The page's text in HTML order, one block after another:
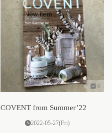
0
COVENT from Summer’22
2022-05-27(Fri)